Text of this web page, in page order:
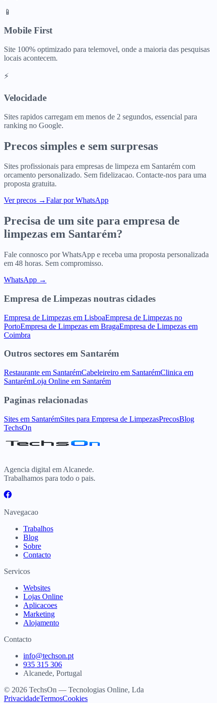
📱
Mobile First
Site 100% optimizado para telemovel, onde a maioria das pesquisas
locais acontecem.
⚡
Velocidade
Sites rapidos carregam em menos de 2 segundos, essencial para
ranking no Google.
Precos simples e sem surpresas
Sites profissionais para empresas de limpeza em Santarém com
orcamento personalizado. Sem fidelizacao. Contacte-nos para uma
proposta gratuita.
Ver precos →Falar por WhatsApp
Precisa de um site para empresa de
limpezas em Santarém?
Fale connosco por WhatsApp e receba uma proposta personalizada
em 48 horas. Sem compromisso.
WhatsApp →
Empresa de Limpezas noutras cidades
Empresa de Limpezas em LisboaEmpresa de Limpezas no
PortoEmpresa de Limpezas em BragaEmpresa de Limpezas em
Coimbra
Outros sectores em Santarém
Restaurante em SantarémCabeleireiro em SantarémClinica em
SantarémLoja Online em Santarém
Paginas relacionadas
Sites em SantarémSites para Empresa de LimpezasPrecosBlog
TechsOn
Agencia digital em Alcanede.
Trabalhamos para todo o pais.
Navegacao
Trabalhos
Blog
Sobre
Contacto
Servicos
Websites
Lojas Online
Aplicacoes
Marketing
Alojamento
Contacto
info@techson.pt
935 315 306
Alcanede, Portugal
© 2026 TechsOn — Tecnologias Online, Lda
PrivacidadeTermosCookies